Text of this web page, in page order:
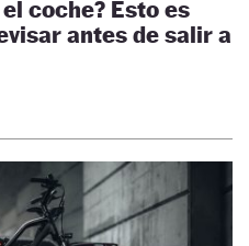
coche? Esto es
antes de salir a